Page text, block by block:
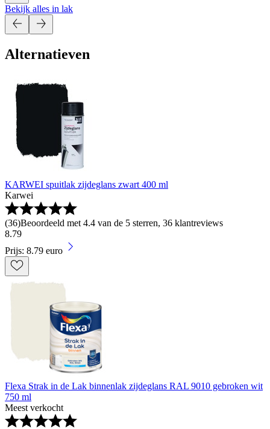
Bekijk alles in lak
Alternatieven
KARWEI spuitlak zijdeglans zwart 400 ml
Karwei
(36)Beoordeeld met 4.4 van de 5 sterren, 36 klantreviews
8.79
Prijs: 8.79 euro
Flexa Strak in de Lak binnenlak zijdeglans RAL 9010 gebroken wit
750 ml
Meest verkocht